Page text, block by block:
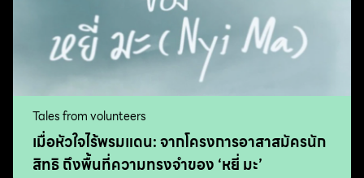
Tales from volunteers
เมื่อหัวใจไร้พรมแดน: จากโครงการอาสาสมัครนัก
สิทธิ ถึงพื้นที่ความทรงจำของ ‘หยี่ มะ’